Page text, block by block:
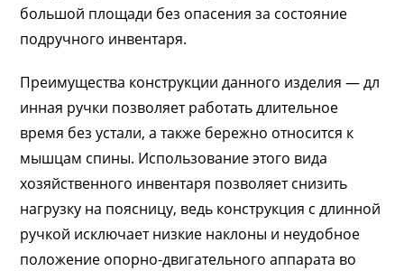
большой площади без опасения за состояние
подручного инвентаря.
Преимущества конструкции данного изделия — дл
инная ручки позволяет работать длительное
время без устали, а также бережно относится к
мышцам спины. Использование этого вида
хозяйственного инвентаря позволяет снизить
нагрузку на поясницу, ведь конструкция с длинной
ручкой исключает низкие наклоны и неудобное
положение опорно-двигательного аппарата во